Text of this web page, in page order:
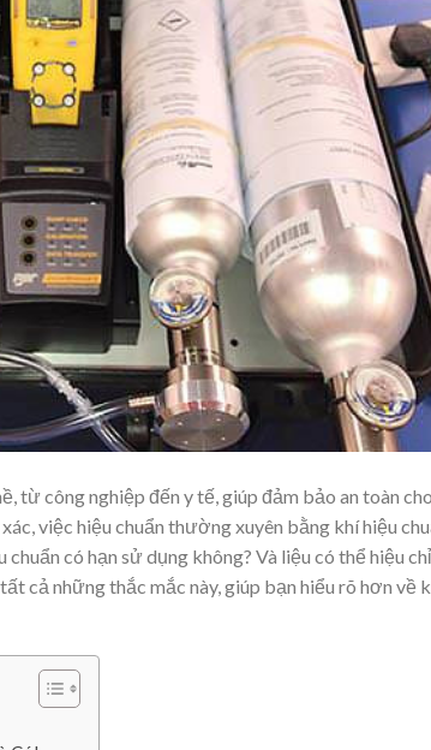
từ công nghiệp đến y tế, giúp đảm bảo an toàn cho
việc hiệu chuẩn thường xuyên bằng khí hiệu
có hạn sử dụng không? Và liệu có thể hiệu
cả những thắc mắc này, giúp bạn hiểu rõ hơn về